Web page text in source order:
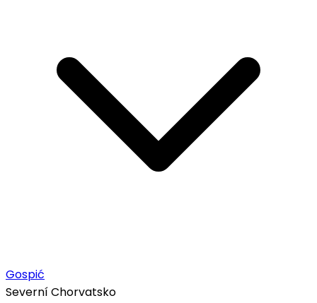
Gospić
Severní Chorvatsko